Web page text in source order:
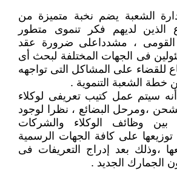
الشعبة يضم نخبة متميزة من
الذين لديهم فكر تنموى متطور
القومى ، مشدداعلى ضرورة عقد
فى الجهات المختلفة لبحث أى
للقضاء على المشاكل التى تواجهه
خطة الشعبة التنموية .
سيتم عمل كتيب تعريفى لوكلاء
،ومرحل البضائع ، نظرا لوجود
وظائف الوكلاء والشركات
توزيعها على كافة الجهات الرسمية
،وذلك بعد إدراج التعريفات فى
الجمارك الجديد .